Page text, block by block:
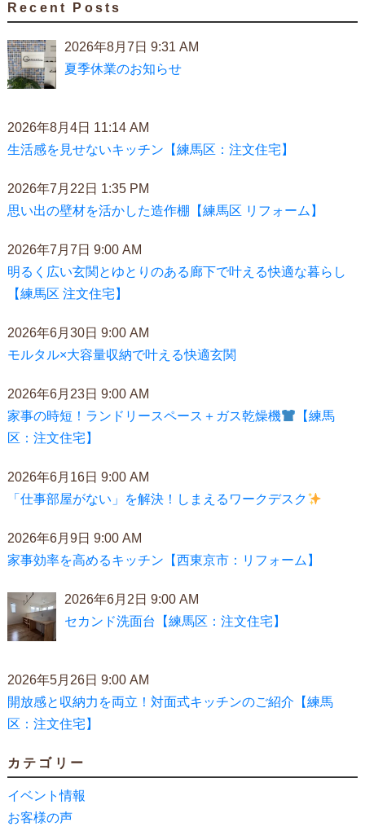
Recent Posts
2026年8月7日 9:31 AM
夏季休業のお知らせ
2026年8月4日 11:14 AM
生活感を見せないキッチン【練馬区：注文住宅】
2026年7月22日 1:35 PM
思い出の壁材を活かした造作棚【練馬区 リフォーム】
2026年7月7日 9:00 AM
明るく広い玄関とゆとりのある廊下で叶える快適な暮らし
【練馬区 注文住宅】
2026年6月30日 9:00 AM
モルタル×大容量収納で叶える快適玄関
2026年6月23日 9:00 AM
家事の時短！ランドリースペース＋ガス乾燥機
【練馬
区：注文住宅】
2026年6月16日 9:00 AM
「仕事部屋がない」を解決！しまえるワークデスク
2026年6月9日 9:00 AM
家事効率を高めるキッチン【西東京市：リフォーム】
2026年6月2日 9:00 AM
セカンド洗面台【練馬区：注文住宅】
2026年5月26日 9:00 AM
開放感と収納力を両立！対面式キッチンのご紹介【練馬
区：注文住宅】
カテゴリー
イベント情報
お客様の声